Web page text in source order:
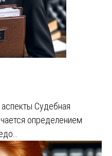
Судебная
определением